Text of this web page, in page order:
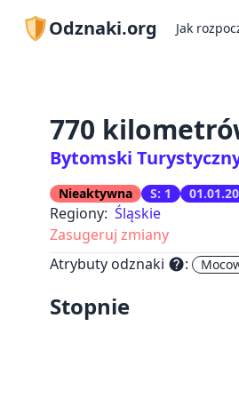
Odznaki.org Jak
770
Bytomski
Nieaktywna S: 1
Regiony: Śląskie
Zasugeruj zmiany
Atrybuty odznaki help:
Stopnie